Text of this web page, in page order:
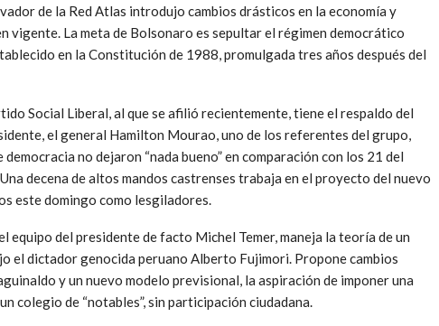
de la Red Atlas introdujo cambios drásticos en la economía y
vigente. La meta de Bolsonaro es sepultar el régimen democrático
en la Constitución de 1988, promulgada tres años después del
Social Liberal, al que se afilió recientemente, tiene el respaldo del
el general Hamilton Mourao, uno de los referentes del grupo,
no dejaron “nada bueno” en comparación con los 21 del
decena de altos mandos castrenses trabaja en el proyecto del nuevo
este domingo como lesgiladores.
equipo del presidente de facto Michel Temer, maneja la teoría de un
el dictador genocida peruano Alberto Fujimori. Propone cambios
y un nuevo modelo previsional, la aspiración de imponer una
colegio de “notables”, sin participación ciudadana.